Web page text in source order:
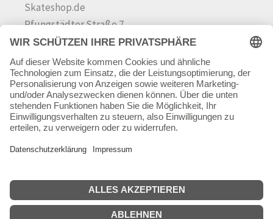
Skateshop.de
Pfungstädter Straße 7
64342 Seeheim-Jugenheim
Tel.06257 868181
Mail:info@skateshop.de
Warenkorb
Mein Konto